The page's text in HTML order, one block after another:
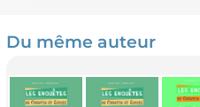
Du même auteur